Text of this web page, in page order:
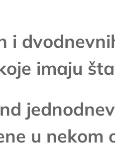
i
imaju
u nekom